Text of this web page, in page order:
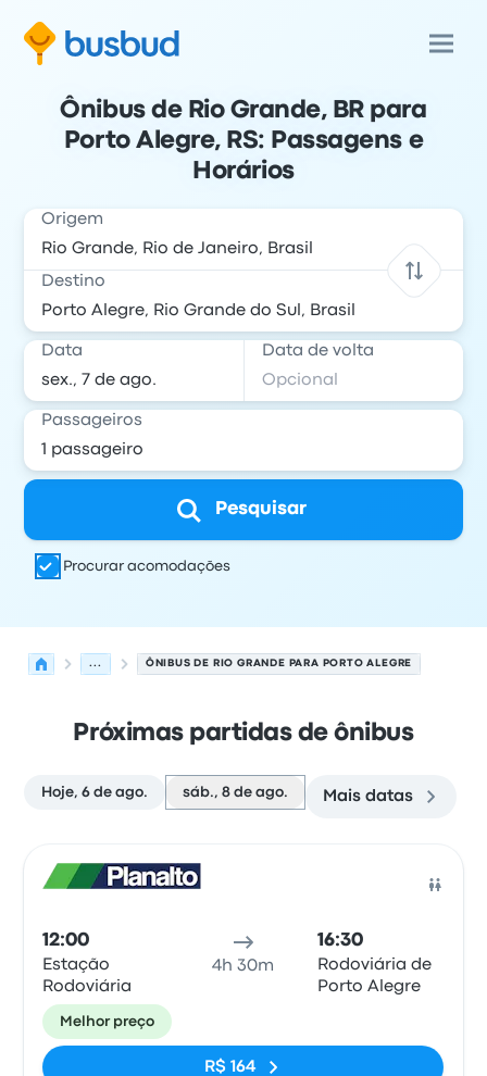
Ônibus de Rio Grande, BR para
Porto Alegre, RS: Passagens e
Horários
Origem
Destino
Data Data de volta
Passageiros
Pesquisar
Procurar acomodações
... ÔNIBUS DE RIO GRANDE PARA PORTO ALEGRE
Próximas partidas de ônibus
Hoje, 6 de ago. sáb., 8 de ago. Mais datas
12:00
Estação
Rodoviária
4h 30m
16:30
Rodoviária de
Porto Alegre
Melhor preço
R$ 164